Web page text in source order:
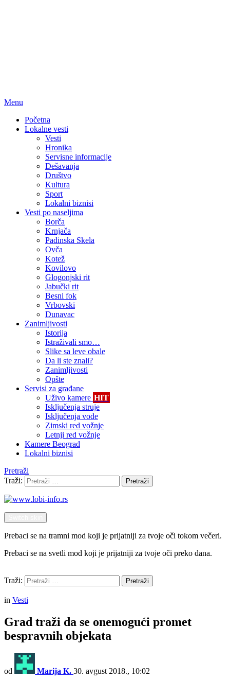
Menu
Početna
Lokalne vesti
Vesti
Hronika
Servisne informacije
Dešavanja
Društvo
Kultura
Sport
Lokalni biznisi
Vesti po naseljima
Borča
Krnjača
Padinska Skela
Ovča
Kotež
Kovilovo
Glogonjski rit
Jabučki rit
Besni fok
Vrbovski
Dunavac
Zanimljivosti
Istorija
Istraživali smo…
Slike sa leve obale
Da li ste znali?
Zanimljivosti
Opšte
Servisi za građane
Uživo kamere HIT
Isključenja struje
Isključenja vode
Zimski red vožnje
Letnji red vožnje
Kamere Beograd
Lokalni biznisi
Pretraži
Traži:
Pretraži
Prebaci se na tramni mod koji je prijatniji za tvoje oči tokom večeri.
Prebaci se na svetli mod koji je prijatniji za tvoje oči preko dana.
Traži:
Pretraži
in Vesti
Grad traži da se onemogući promet
bespravnih objekata
od Marija K. 30. avgust 2018., 10:02